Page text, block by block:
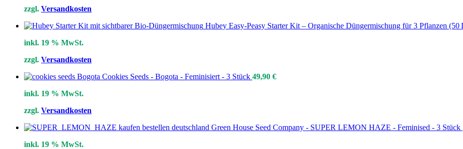
zzgl. Versandkosten
Hubey Easy‑Peasy Starter Kit – Organische Düngermischung für 3 Pflanzen (50
inkl. 19 % MwSt.
zzgl. Versandkosten
Cookies Seeds - Bogota - Feminisiert - 3 Stück 49,90 €
inkl. 19 % MwSt.
zzgl. Versandkosten
Green House Seed Company - SUPER LEMON HAZE - Feminised - 3 Stück
inkl. 19 % MwSt.